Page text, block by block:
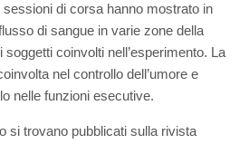
di corsa hanno mostrato in
di sangue in varie zone della
soggetti coinvolti nell’esperimento. La
nel controllo dell’umore e
nelle funzioni esecutive.
si trovano pubblicati sulla rivista